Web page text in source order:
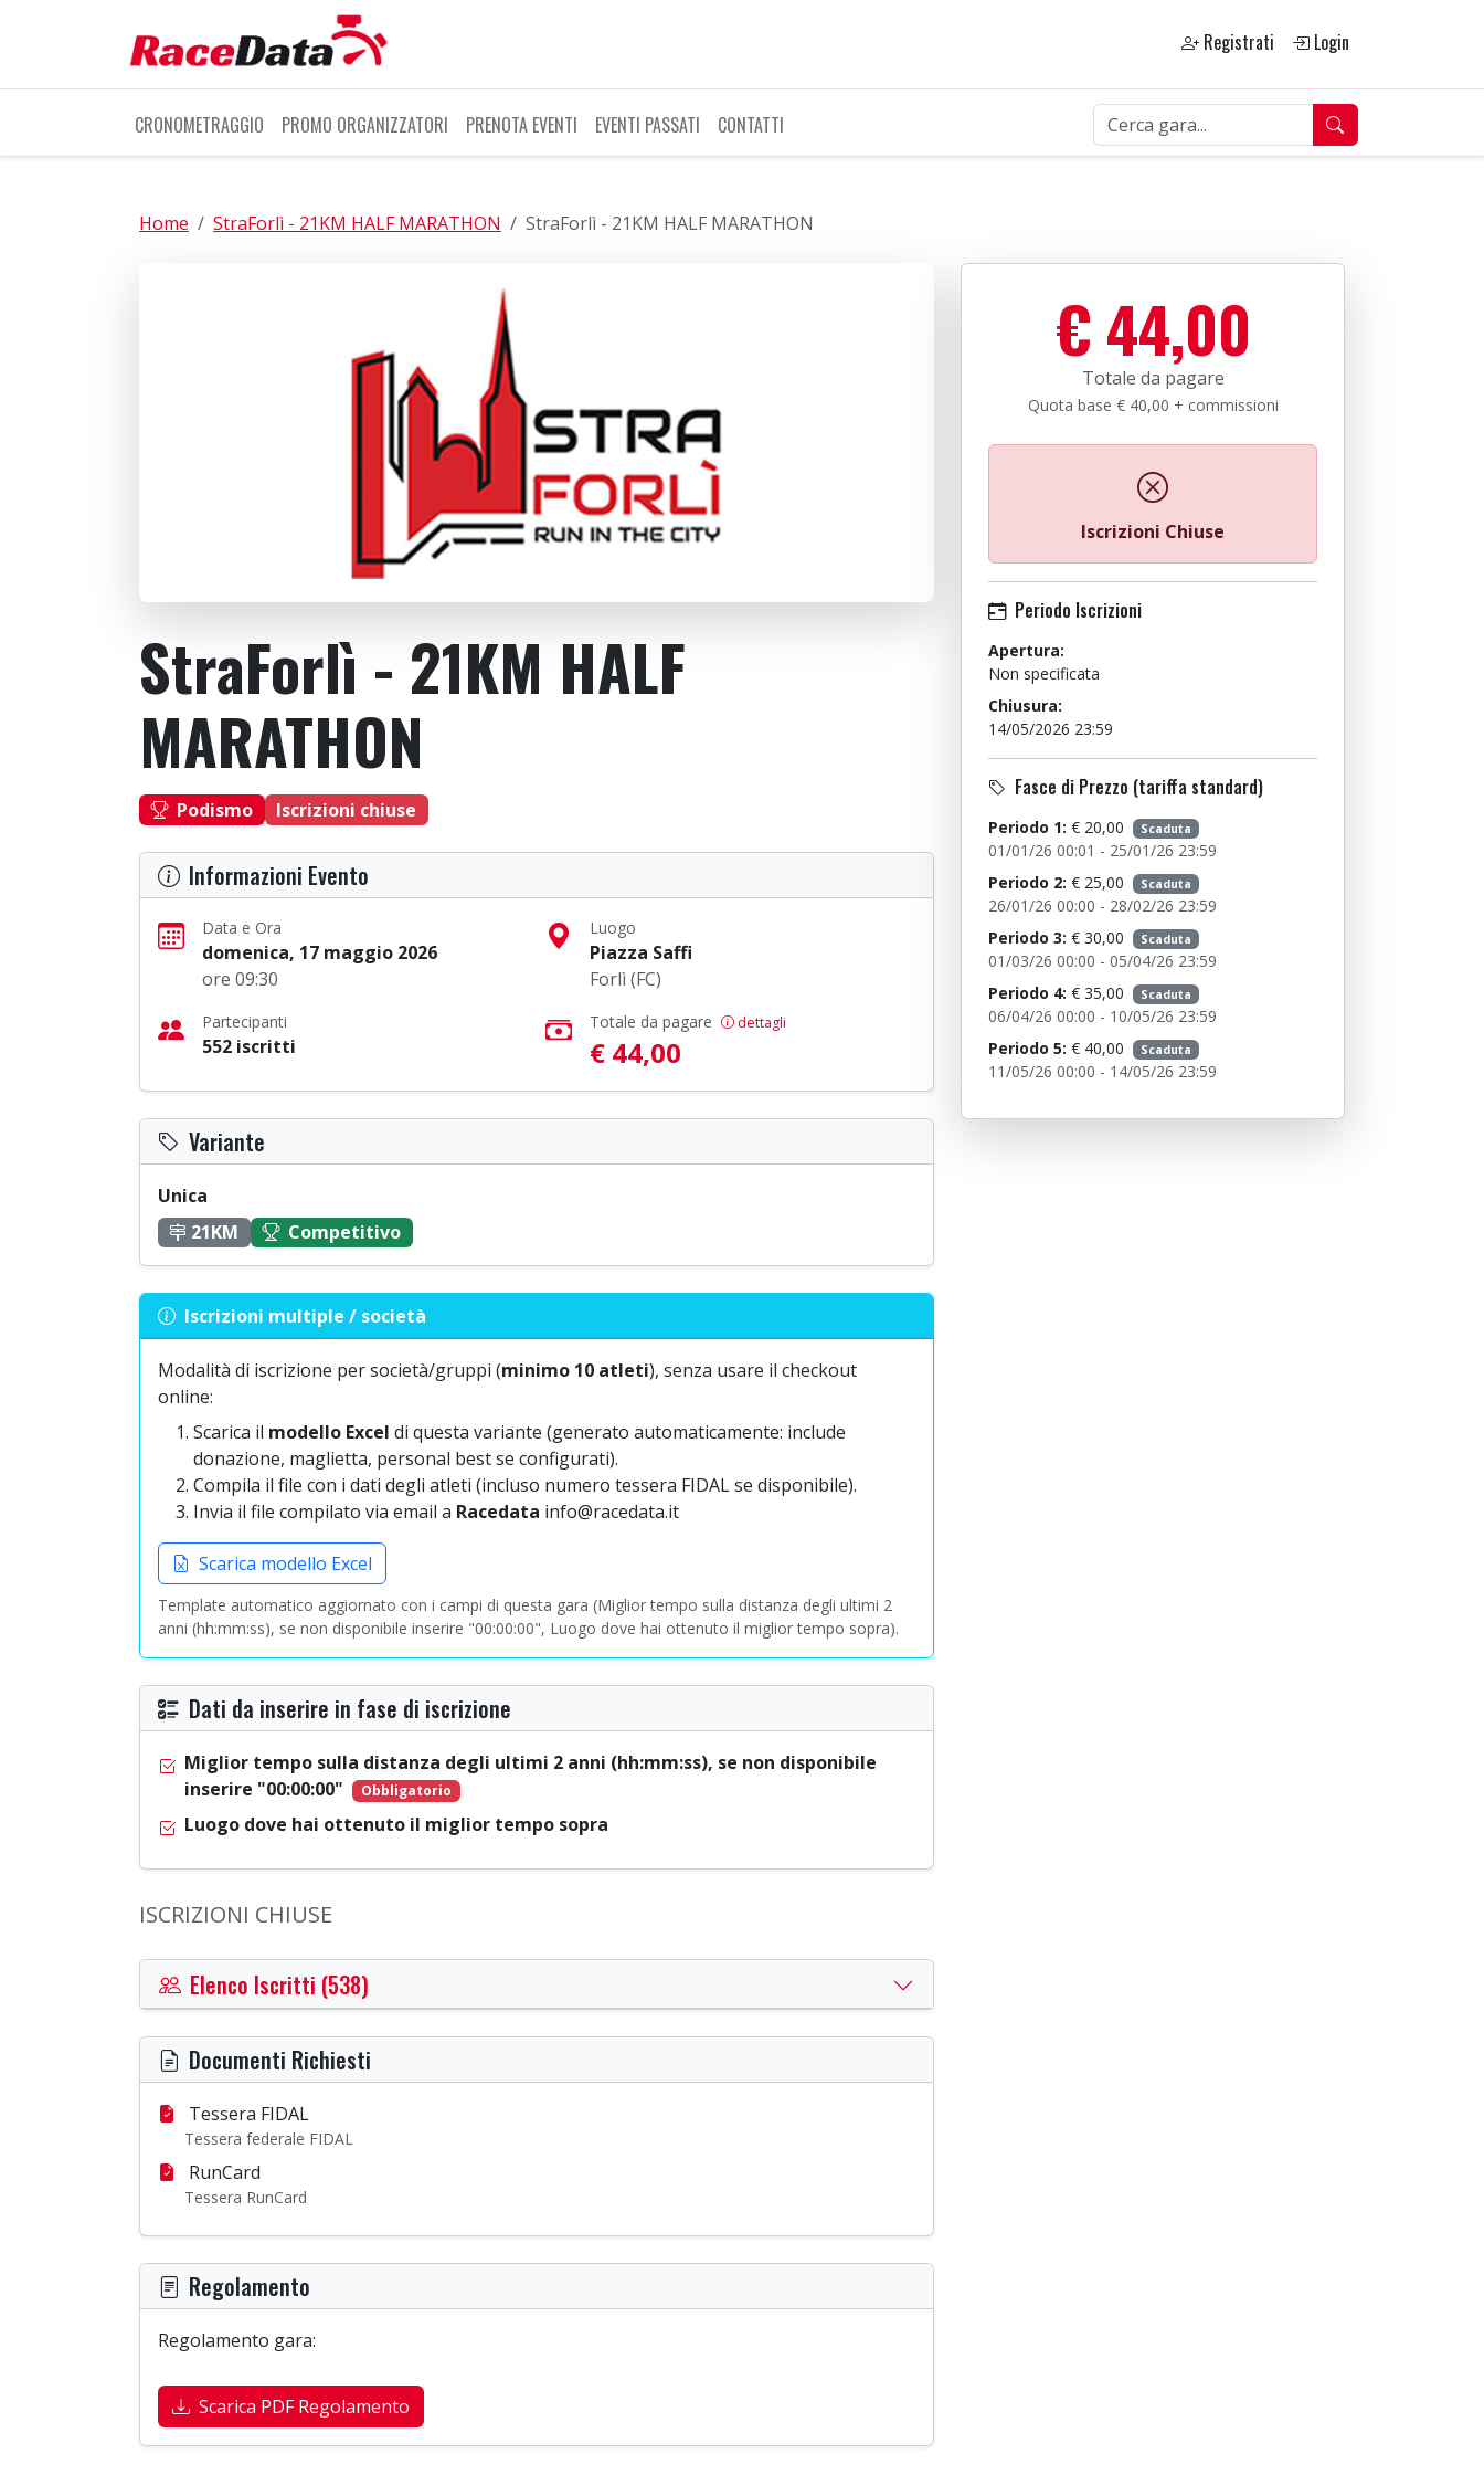
Registrati Login
CRONOMETRAGGIO PROMO ORGANIZZATORI PRENOTA EVENTI EVENTI PASSATI CONTATTI
Home StraForlì - 21KM HALF MARATHON StraForlì - 21KM HALF MARATHON
StraForlì - 21KM HALF
MARATHON
Podismo Iscrizioni chiuse
Informazioni Evento
Data e Ora
domenica, 17 maggio 2026
ore 09:30
Luogo
Piazza Saffi
Forlì (FC)
Partecipanti
552 iscritti
Totale da pagare dettagli
€ 44,00
Variante
Unica
21KM
Competitivo
Iscrizioni multiple / società
Modalità di iscrizione per società/gruppi (minimo 10 atleti), senza usare il checkout
online:
Scarica il modello Excel di questa variante (generato automaticamente: include
donazione, maglietta, personal best se configurati).
Compila il file con i dati degli atleti (incluso numero tessera FIDAL se disponibile).
Invia il file compilato via email a Racedata info@racedata.it
Scarica modello Excel
Template automatico aggiornato con i campi di questa gara (Miglior tempo sulla distanza degli ultimi 2
anni (hh:mm:ss), se non disponibile inserire "00:00:00", Luogo dove hai ottenuto il miglior tempo sopra).
Dati da inserire in fase di iscrizione
Miglior tempo sulla distanza degli ultimi 2 anni (hh:mm:ss), se non disponibile
inserire "00:00:00"
Obbligatorio
Luogo dove hai ottenuto il miglior tempo sopra
ISCRIZIONI CHIUSE
Elenco Iscritti (538)
Documenti Richiesti
Tessera FIDAL
Tessera federale FIDAL
RunCard
Tessera RunCard
Regolamento
Regolamento gara:
Scarica PDF Regolamento
€ 44,00
Totale da pagare
Quota base € 40,00 + commissioni
Iscrizioni Chiuse
Periodo Iscrizioni
Apertura:
Non specificata
Chiusura:
14/05/2026 23:59
Fasce di Prezzo (tariffa standard)
Periodo 1: € 20,00 Scaduta
01/01/26 00:01 - 25/01/26 23:59
Periodo 2: € 25,00 Scaduta
26/01/26 00:00 - 28/02/26 23:59
Periodo 3: € 30,00 Scaduta
01/03/26 00:00 - 05/04/26 23:59
Periodo 4: € 35,00 Scaduta
06/04/26 00:00 - 10/05/26 23:59
Periodo 5: € 40,00 Scaduta
11/05/26 00:00 - 14/05/26 23:59